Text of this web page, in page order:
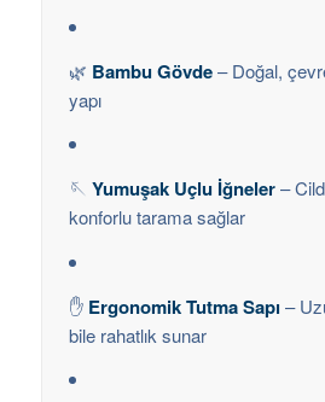
🌿 Bambu Gövde– Doğal,
yapı
🪡 Yumuşak Uçlu İğneler–
konforlu tarama sağlar
✋ Ergonomik Tutma Sapı –
bile rahatlık sunar